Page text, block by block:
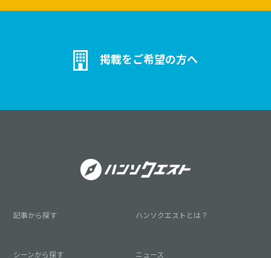
掲載をご希望の方へ
記事から探す
シーンから探す
ハンソクエストとは？
ニュース